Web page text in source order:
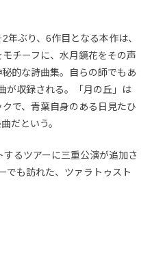
年ぶり、6作目となる本作は、
チーフに、水月鏡花をその声
的な詩曲集。自らの師でもあ
が収録される。「月の丘」は
で、青葉自身のある日見たひ
だという。
るツアーに三重公演が追加さ
でも訪れた、ツァラトゥスト